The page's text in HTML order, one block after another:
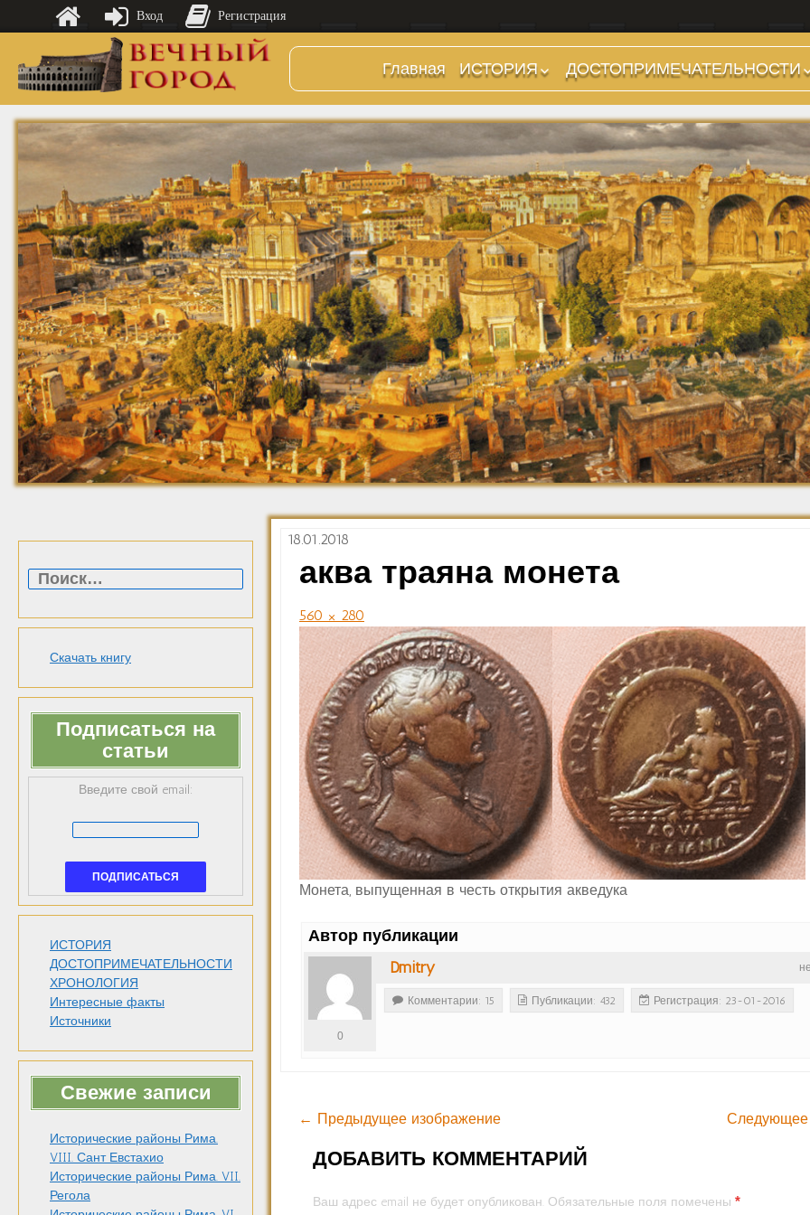
Главная
ИСТОРИЯ
Предыстория
Царский период
(753-509 гг до н.э.)
Ранняя Республика
(509-265 гг до н.э.)
Поздняя Республика
(264-27 гг до н.э.)
Империя. Принципат
(27 г до н.э. — 284 г
н.э.)
Империя. Доминат
(284-476 гг)
Темные Века. Готы
Темные Века.
Экзархат
Средневековье
Возрождение и
Барокко
ДОСТОПРИМЕЧАТЕЛЬНОСТИ
Холмы и остров.
Районы
Форумы, Площади,
Дороги
Стадионы, Термы
Музеи
Дохристианские
храмы
Христианские храмы,
базилики etc.
Дворцы
Арки, колонны и
обелиски
Фонтаны
Скачать книгу
Подписаться на
статьи
Введите свой email:
ИСТОРИЯ
ДОСТОПРИМЕЧАТЕЛЬНОСТИ
ХРОНОЛОГИЯ
Интересные факты
Источники
Свежие записи
Исторические районы Рима.
VIII. Сант Евстахио
Исторические районы Рима. VII.
Регола
18.01.2018
аква траяна монета
560 × 280
Монета, выпущенная в честь открытия акведука
Автор публикации
Dmitry
0
Комментарии: 15 Публикации: 432 Регистрация: 23-01-2016
← Предыдущее изображение Следующее
ДОБАВИТЬ КОММЕНТАРИЙ
Ваш адрес email не будет опубликован. Обязательные поля помечены*
Вход Регистрация